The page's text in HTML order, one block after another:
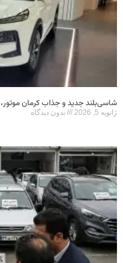
شاسی‌بلند جدید و جذاب کرمان موتور، KMC SR6، به بازار می‌آید
ژانویه 5, 2026 بدون دیدگاه